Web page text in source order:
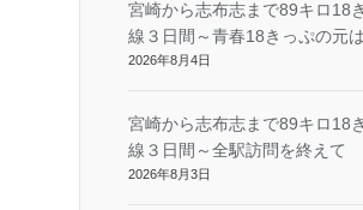
宮崎から志布志まで89キロ18
線３日間～青春18きっぷの元
2026年8月4日
宮崎から志布志まで89キロ18
線３日間～全駅訪問を終えて
2026年8月3日